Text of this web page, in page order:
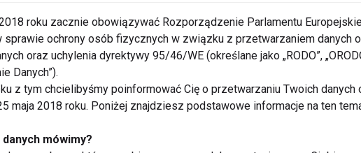
roku zacznie obowiązywać Rozporządzenie Parlamentu
sprawie ochrony osób fizycznych w związku z przetwarzaniem danych
oraz uchylenia dyrektywy 95/46/WE (określane jako „RODO”,
Danych”).
z tym chcielibyśmy poinformować Cię o przetwarzaniu Twoich danych
maja 2018 roku. Poniżej znajdziesz podstawowe informacje na ten
danych mówimy?